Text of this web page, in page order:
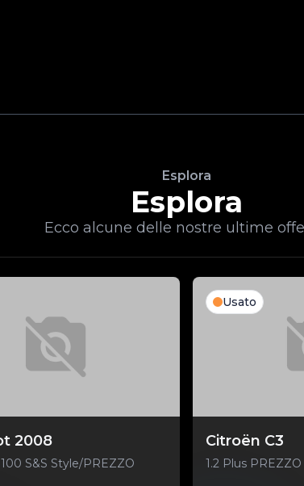
Esplora
Esplora
Ecco alcune delle nostre ultime
2008
S&S Style/PREZZO
Usato
Citroën C3
1.2 Plus